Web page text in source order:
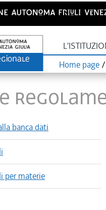
Home page /
banca dati
per materie